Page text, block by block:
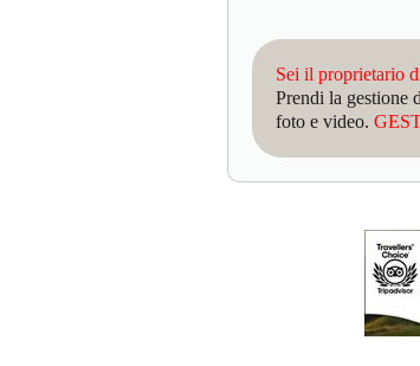
Sei il proprietario
Prendi la
foto e video.